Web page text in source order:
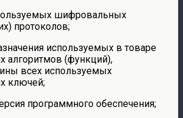
шифровальных
протоколов;
используемых в товаре
алгоритмов (функций),
всех используемых
ключей;
программного обеспечения;